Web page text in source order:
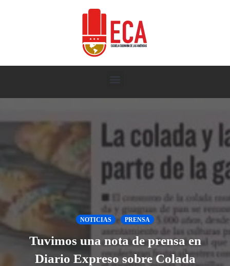
NOTICIAS PRENSA
Tuvimos una nota de prensa en
Diario Expreso sobre Colada